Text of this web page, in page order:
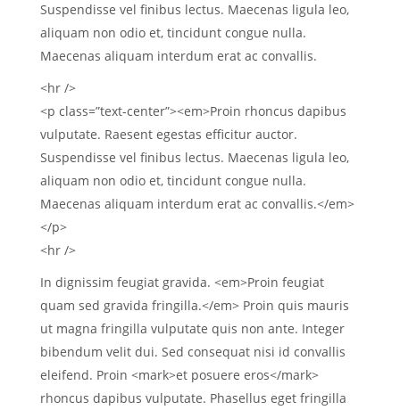
Suspendisse vel finibus lectus. Maecenas ligula leo,
aliquam non odio et, tincidunt congue nulla.
Maecenas aliquam interdum erat ac convallis.
<hr />
<p class=”text-center”><em>Proin rhoncus dapibus
vulputate. Raesent egestas efficitur auctor.
Suspendisse vel finibus lectus. Maecenas ligula leo,
aliquam non odio et, tincidunt congue nulla.
Maecenas aliquam interdum erat ac convallis.</em>
</p>
<hr />
In dignissim feugiat gravida. <em>Proin feugiat
quam sed gravida fringilla.</em> Proin quis mauris
ut magna fringilla vulputate quis non ante. Integer
bibendum velit dui. Sed consequat nisi id convallis
eleifend. Proin <mark>et posuere eros</mark>
rhoncus dapibus vulputate. Phasellus eget fringilla